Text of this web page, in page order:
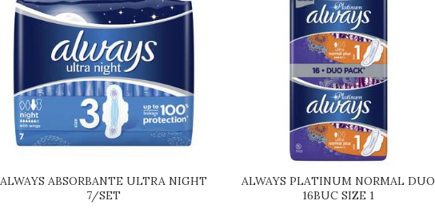
ALWAYS ABSORBANTE ULTRA NIGHT
7/SET
ALWAYS PLATINUM NORMAL DUO
16BUC SIZE 1